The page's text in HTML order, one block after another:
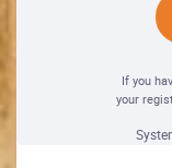
If you
your